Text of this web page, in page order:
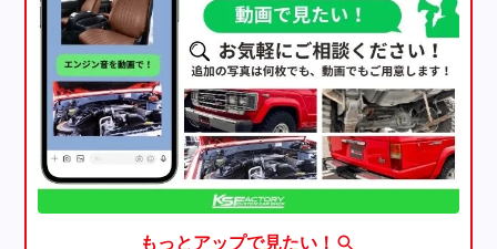
もっとアップで見たい！